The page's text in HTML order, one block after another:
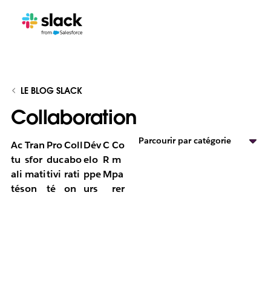
LE BLOG SLACK
Collaboration
Ac
tu
ali
tés
Tran
sfor
mati
on
Pro
duc
tivi
té
Coll
abo
rati
on
Dév
elo
ppe
urs
C
R
M
Co
m
pa
rer
Parcourir par catégorie